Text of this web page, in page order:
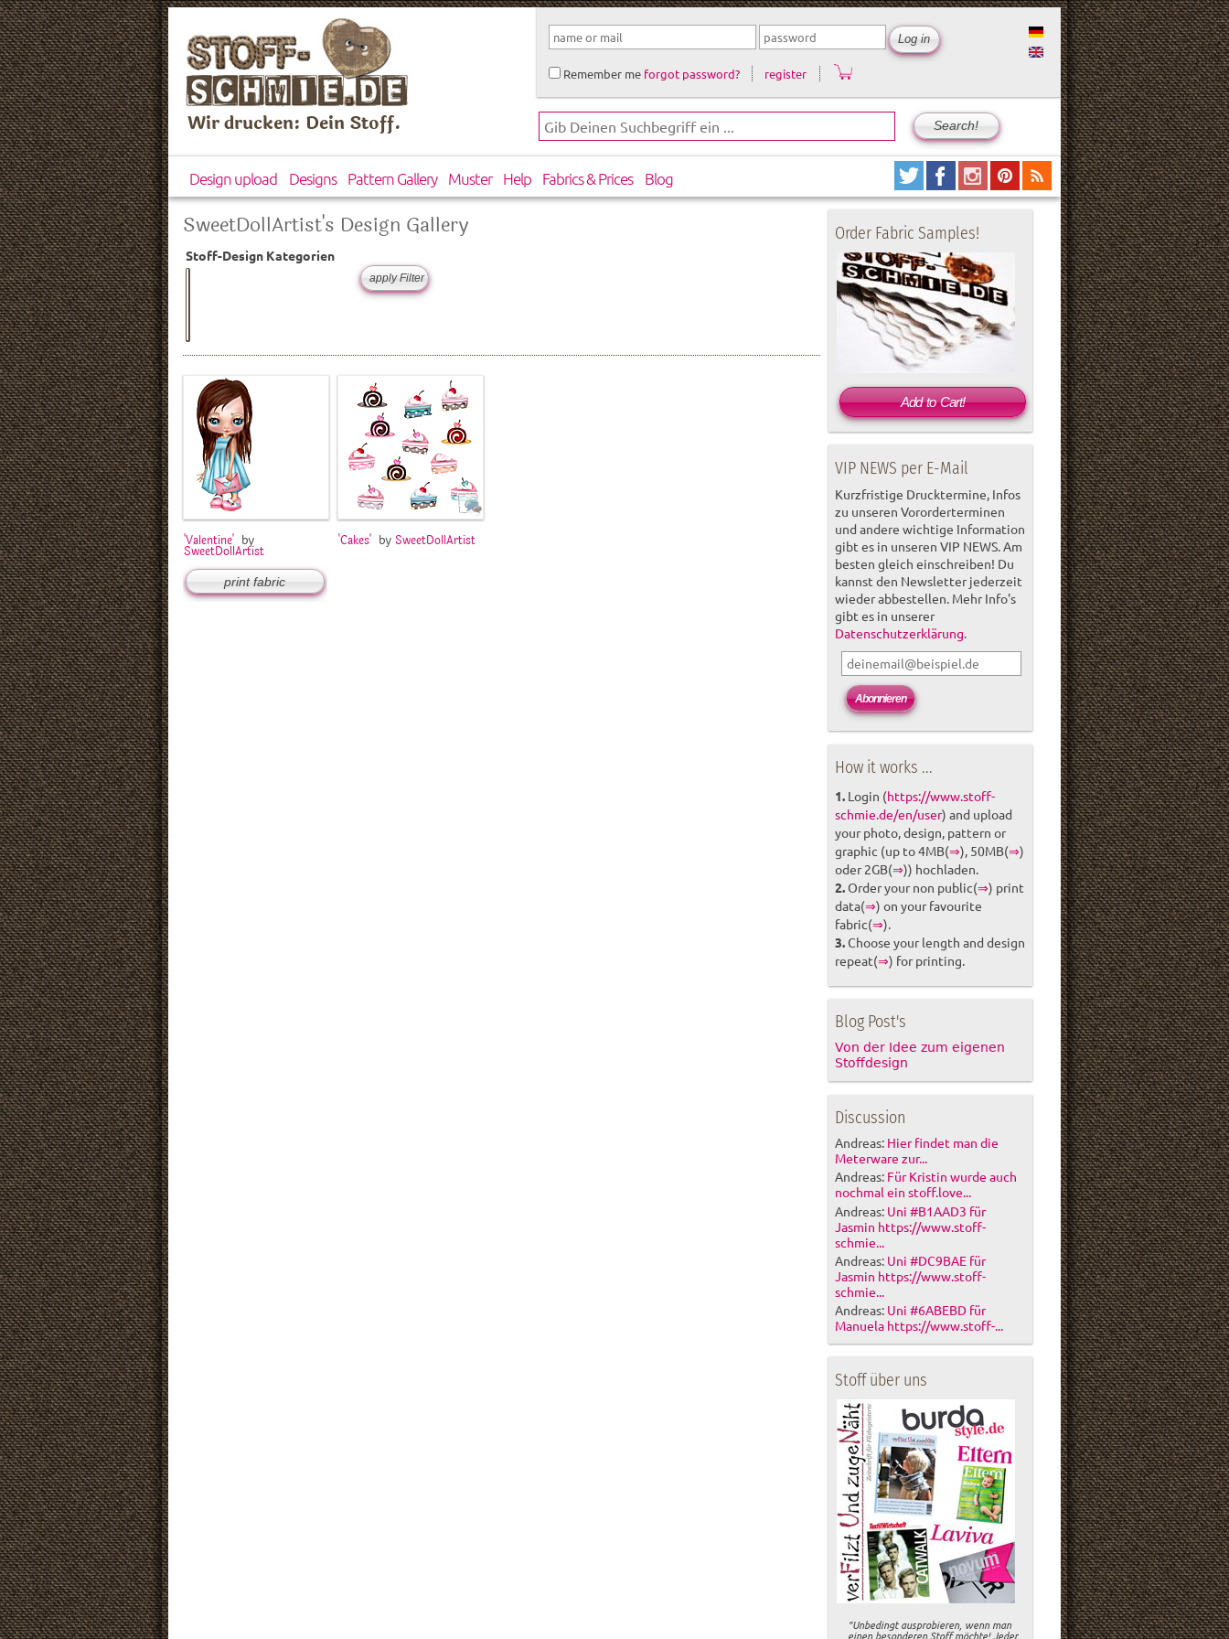
Wir drucken: Dein Stoff.
Remember me forgot password? register
Design upload Designs Pattern Gallery Muster Help Fabrics & Prices Blog
SweetDollArtist's Design Gallery
Stoff-Design Kategorien
'Valentine' by
SweetDollArtist
print fabric
'Cakes' bySweetDollArtist
Order Fabric Samples!
Add to Cart!
VIP NEWS per E-Mail
Kurzfristige Drucktermine, Infos
zu unseren Vororderterminen
und andere wichtige Information
gibt es in unseren VIP NEWS. Am
besten gleich einschreiben! Du
kannst den Newsletter jederzeit
wieder abbestellen. Mehr Info's
gibt es in unserer
Datenschutzerklärung
How it works ...
1. Login (https://www.stoff-
schmie.de/en/user) and upload
your photo, design, pattern or
graphic (up to 4MB(⇒), 50MB(⇒)
oder 2GB(⇒)) hochladen.
2.Order your non public(⇒) print
data(⇒) on your favourite
fabric(⇒).
3.Choose your length and design
repeat(⇒) for printing.
Blog Post's
Von der Idee zum eigenen
Stoffdesign
Discussion
Andreas: Hier findet man die
Meterware zur...
Andreas: Für Kristin wurde auch
nochmal ein stoff.love...
Andreas: Uni #B1AAD3 für
Jasmin https://www.stoff-
schmie...
Andreas: Uni #DC9BAE für
Jasmin https://www.stoff-
schmie...
Andreas: Uni #6ABEBD für
Manuela https://www.stoff-...
Stoff über uns
"Unbedingt ausprobieren, wenn man
einen besonderen Stoff möchte! Jeder